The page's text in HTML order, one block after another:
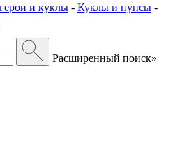
и куклы - Куклы и пупсы -
Расширенный поиск»